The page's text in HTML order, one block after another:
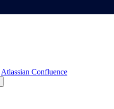
Atlassian Confluence